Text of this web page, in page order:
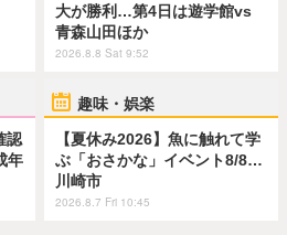
大が勝利…第4日は遊学館vs
青森山田ほか
2026.8.8 Sat 9:52
認
年
趣味・娯楽
【夏休み2026】魚に触れて学
ぶ「おさかな」イベント8/8…
川崎市
2026.8.7 Fri 10:45